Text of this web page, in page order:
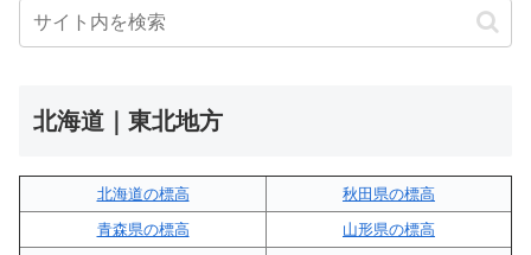
北海道｜東北地方
北海道の標高
秋田県の標高
青森県の標高
山形県の標高